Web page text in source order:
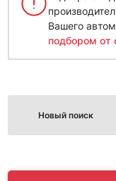
Вашего
подбором от
Новый поиск